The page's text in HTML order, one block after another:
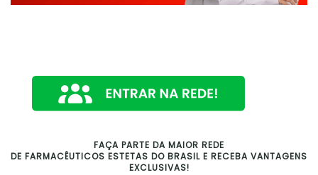
FAÇA PARTE DA MAIOR REDE
DE FARMACÊUTICOS ESTETAS DO BRASIL E RECEBA VANTAGENS
EXCLUSIVAS!